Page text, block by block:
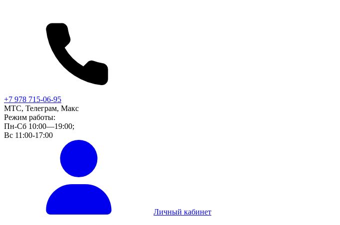
+7 978 715-06-95
МТС, Телеграм, Макс
Режим работы:
Пн-Сб 10:00—19:00;
Вс 11:00-17:00
Личный кабинет